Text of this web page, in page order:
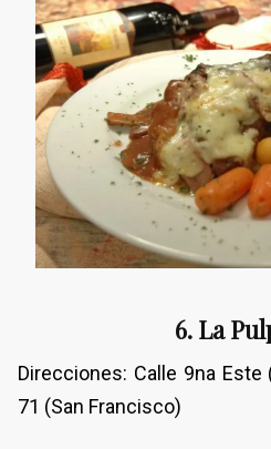
6. La
Direcciones: Calle 9na
71 (San Francisco)